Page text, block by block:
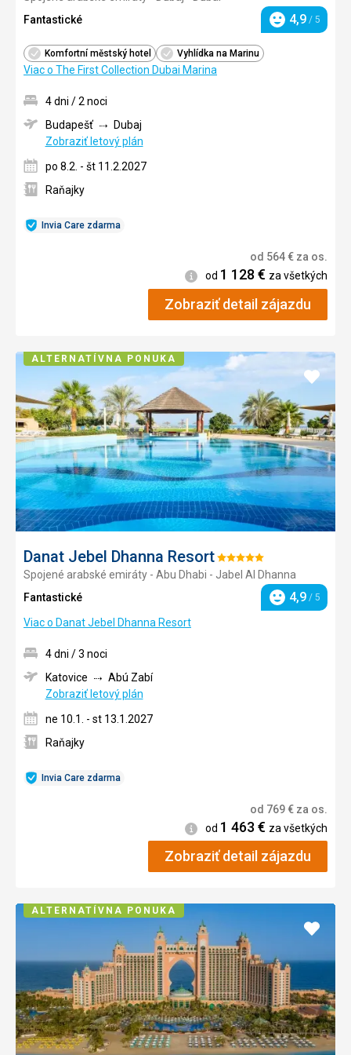
Fantastické
Hodnotenie
4,9 / 5
Komfortní městský hotel Vyhlídka na Marinu
Viac o The First Collection Dubai Marina
Invia Care zdarma
4 dni / 2 noci
Budapešť
Dubaj
Zobraziť letový plán
po 8.2. - št 11.2.2027
Raňajky
od 564€ za os.
Informácie
od 1 128 € za všetkých
Zobraziť detail zájazdu
Danat Jebel Dhanna ResortHodnotenie:
5/5
Spojené arabské emiráty - Abu Dhabi - Jabel Al Dhanna
Fantastické
Hodnotenie
4,9 / 5
Viac o Danat Jebel Dhanna Resort
Pridať
Invia Care zdarma
4 dni / 3 noci
Katovice
Abú Zabí
Zobraziť letový plán
ne 10.1. - st 13.1.2027
Raňajky
od 769€ za os.
Informácie
od 1 463 € za všetkých
Zobraziť detail zájazdu
ALTERNATÍVNA PONUKA
Pridať
ALTERNATÍVNA PONUKA